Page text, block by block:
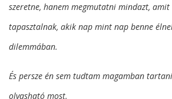
szeretne, hanem megmutatni mindazt, amit
tapasztalnak, akik nap mint nap benne
dilemmában.
És persze én sem tudtam magamban
olvasható most.